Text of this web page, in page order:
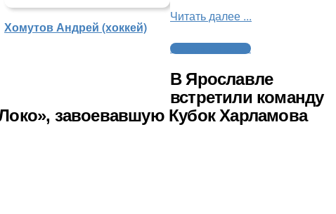
Хомутов Андрей (хоккей)
Читать далее ...
Молодежный хоккей
В Ярославле
встретили команду
завоевавшую Кубок Харламова